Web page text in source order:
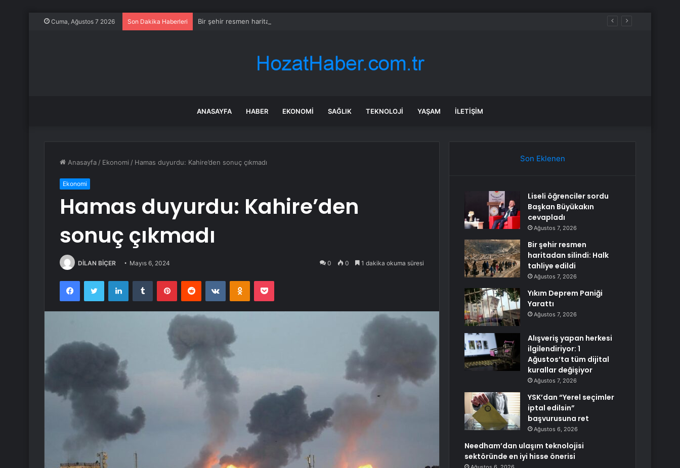
Cuma, Ağustos 7 2026 Son Dakika Haberleri Bir şehir resmen haritadan silindi: Halk tahliye edildi
ANASAYFA HABER EKONOMI SAĞLIK TEKNOLOJI YAŞAM İLETIŞIM
Anasayfa / Ekonomi / Hamas duyurdu: Kahire’den sonuç çıkmadı
Ekonomi
Hamas duyurdu: Kahire’den
sonuç çıkmadı
DİLAN BİÇER Mayıs 6, 2024 0 0 1 dakika okuma süresi
FacebookTwitter LinkedInTumblr PinterestReddit VKontakteOdnoklassniki
Pocket
Son Eklenen
Liseli öğrenciler sordu
Başkan Büyükakın
cevapladı
Ağustos 7, 2026
Bir şehir resmen
haritadan silindi: Halk
tahliye edildi
Ağustos 7, 2026
Yıkım Deprem Paniği
Yarattı
Ağustos 7, 2026
Alışveriş yapan herkesi
ilgilendiriyor: 1
Ağustos’ta tüm dijital
kurallar değişiyor
Ağustos 7, 2026
YSK’dan “Yerel seçimler
iptal edilsin”
başvurusuna ret
Ağustos 6, 2026
Needham’dan ulaşım teknolojisi
sektöründe en iyi hisse önerisi